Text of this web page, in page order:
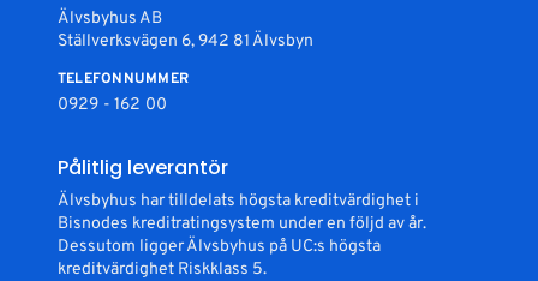
Älvsbyhus AB
Ställverksvägen 6, 942 81 Älvsbyn
TELEFONNUMMER
0929 - 162 00
Pålitlig leverantör
Älvsbyhus har tilldelats högsta kreditvärdighet i
Bisnodes kreditratingsystem under en följd av år.
Dessutom ligger Älvsbyhus på UC:s högsta
kreditvärdighet Riskklass 5.